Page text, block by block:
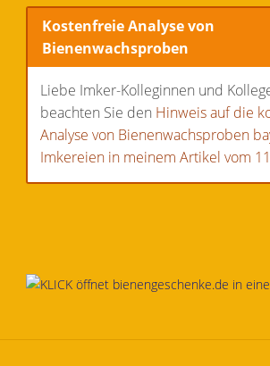
Kostenfreie Analyse von
Bienenwachsproben
Liebe Imker-Kolleginnen und
beachten Sie den Hinweis auf die
Analyse von Bienenwachsproben
Imkereien in meinem Artikel vom